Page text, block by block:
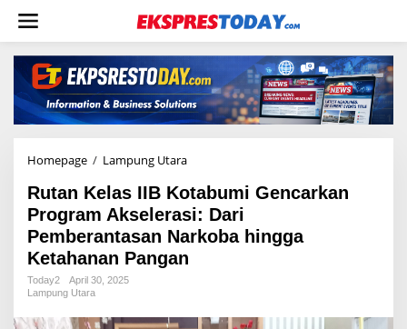
w
Homepage / Lampung Utara
t
a
n
K
e
Rutan Kelas IIB Kotabumi Gencarkan
Program Akselerasi: Dari
Pemberantasan Narkoba hingga
Ketahanan Pangan
Today2
April 30, 2025
Lampung Utara